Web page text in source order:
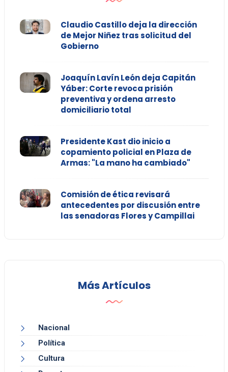
Claudio Castillo deja la dirección
de Mejor Niñez tras solicitud del
Gobierno
Joaquín Lavín León deja Capitán
Yáber: Corte revoca prisión
preventiva y ordena arresto
domiciliario total
Presidente Kast dio inicio a
copamiento policial en Plaza de
Armas: "La mano ha cambiado"
Comisión de ética revisará
antecedentes por discusión entre
las senadoras Flores y Campillai
Más Artículos
Nacional
Política
Cultura